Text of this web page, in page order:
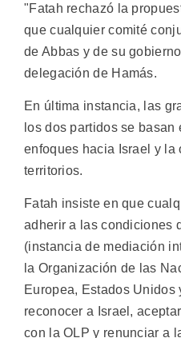
"Fatah rechazó la
que cualquier comité
de Abbas y de su
delegación de Hamás.
En última instancia, las
los dos partidos se basan
enfoques hacia Israel y la
territorios.
Fatah insiste en que
adherir a las condiciones
(instancia de mediación
la Organización de las
Europea, Estados
reconocer a Israel,
con la OLP y renunciar a